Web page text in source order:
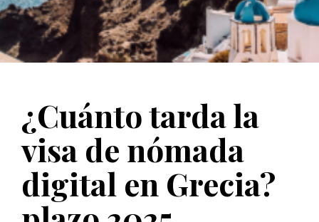
¿Cuánto tarda la
visa de nómada
digital en Grecia?